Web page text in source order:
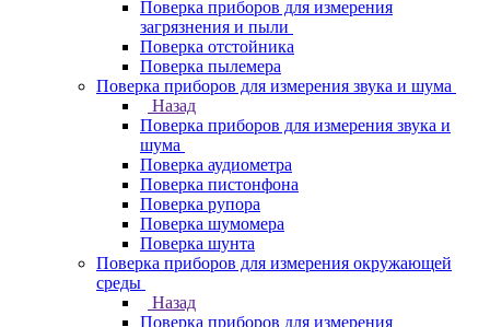
Поверка приборов для измерения
загрязнения и пыли
Поверка отстойника
Поверка пылемера
Поверка приборов для измерения звука и шума
Назад
Поверка приборов для измерения звука и
шума
Поверка аудиометра
Поверка пистонфона
Поверка рупора
Поверка шумомера
Поверка шунта
Поверка приборов для измерения окружающей
среды
Назад
Поверка приборов для измерения